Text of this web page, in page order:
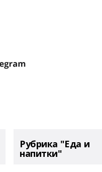
Рубрика "Еда и
напитки"